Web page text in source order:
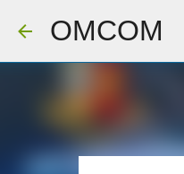
OMCOM